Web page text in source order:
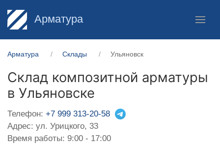
Арматура
Арматура Склады Ульяновск
Склад композитной арматуры
в Ульяновске
Телефон: +7 999 313-20-58
Адрес: ул. Урицкого, 33
Время работы: 9:00 - 17:00